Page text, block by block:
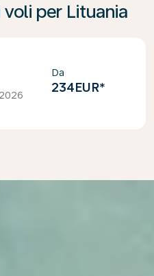
per Lituania
Da
234EUR*